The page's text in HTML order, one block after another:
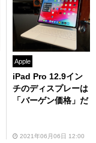
Apple
iPad Pro 12.9イン
チのディスプレーは
「バーゲン価格」だ
2021年06月06日 12:00